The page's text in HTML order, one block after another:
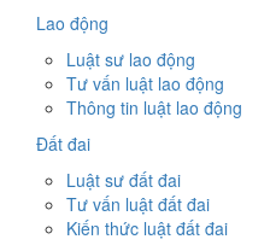
Lao động
Luật sư lao động
Tư vấn luật lao động
Thông tin luật lao động
Đất đai
Luật sư đất đai
Tư vấn luật đất đai
Kiến thức luật đất đai